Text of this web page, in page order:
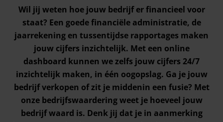
Wil jij weten hoe jouw bedrijf er financieel voor
staat? Een goede financiële administratie, de
jaarrekening en tussentijdse rapportages maken
jouw cijfers inzichtelijk. Met een online
dashboard kunnen we zelfs jouw cijfers 24/7
inzichtelijk maken, in één oogopslag. Ga je jouw
bedrijf verkopen of zit je middenin een fusie? Met
onze bedrijfswaardering weet je hoeveel jouw
bedrijf waard is. Denk jij dat je in aanmerking